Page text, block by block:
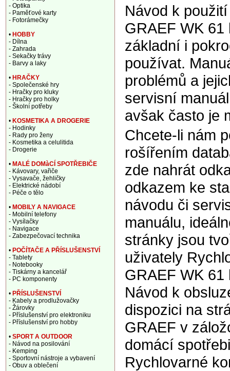
Návod k
GRAEF WK
základní i
používat.
problémů a
servisní
avšak často je
Chcete-li nám
rošířením
zde nahrát
odkazem ke
návodu či
manuálu,
stránky jsou
uživately
GRAEF WK 61
Návod k
dispozici na
GRAEF v
domácí
Rychlovarné
- Optika
- Paměťové karty
- Fotorámečky
• HOBBY
- Dílna
- Zahrada
- Sekačky trávy
- Barvy a laky
• HRAČKY
- Společenské hry
- Hračky pro kluky
- Hračky pro holky
- Školní potřeby
• KOSMETIKA A DROGERIE
- Hodinky
- Rady pro ženy
- Kosmetika a celulitida
- Drogerie
• MALÉ DOMàCÍ SPOTŘEBIČE
- Kávovary, vařiče
- Vysavače, žehličky
- Elektrické nádobí
- Péče o tělo
• MOBILY A NAVIGACE
- Mobilní telefony
- Vysílačky
- Navigace
- Zabezpečovací technika
• POČÍTAČE A PŘÍSLUŠENSTVÍ
- Tablety
- Notebooky
- Tiskárny a kancelář
- PC komponenty
• PŘÍSLUŠENSTVÍ
- Kabely a prodlužovačky
- Žárovky
- Příslušenství pro elektroniku
- Příslušenství pro hobby
• SPORT A OUTDOOR
- Návod na posilování
- Kemping
- Sportovní nástroje a vybavení
- Obuv a oblečení